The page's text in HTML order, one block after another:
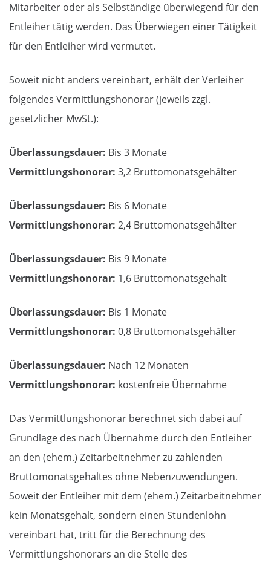
Mitarbeiter oder als Selbständige überwiegend für den
Entleiher tätig werden. Das Überwiegen einer Tätigkeit
für den Entleiher wird vermutet.
Soweit nicht anders vereinbart, erhält der Verleiher
folgendes Vermittlungshonorar (jeweils zzgl.
gesetzlicher MwSt.):
Überlassungsdauer: Bis 3 Monate
Vermittlungshonorar: 3,2 Bruttomonatsgehälter
Überlassungsdauer: Bis 6 Monate
Vermittlungshonorar: 2,4 Bruttomonatsgehälter
Überlassungsdauer: Bis 9 Monate
Vermittlungshonorar: 1,6 Bruttomonatsgehalt
Überlassungsdauer: Bis 1 Monate
Vermittlungshonorar: 0,8 Bruttomonatsgehälter
Überlassungsdauer: Nach 12 Monaten
Vermittlungshonorar: kostenfreie Übernahme
Das Vermittlungshonorar berechnet sich dabei auf
Grundlage des nach Übernahme durch den Entleiher
an den (ehem.) Zeitarbeitnehmer zu zahlenden
Bruttomonatsgehaltes ohne Nebenzuwendungen.
Soweit der Entleiher mit dem (ehem.) Zeitarbeitnehmer
kein Monatsgehalt, sondern einen Stundenlohn
vereinbart hat, tritt für die Berechnung des
Vermittlungshonorars an die Stelle des